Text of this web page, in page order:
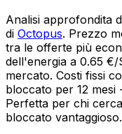
Analisi approfondita
di Octopus. Prezzo
tra le offerte più
dell'energia a 0.65
mercato. Costi fissi
bloccato per 12 mesi
Perfetta per chi
bloccato vantaggioso.